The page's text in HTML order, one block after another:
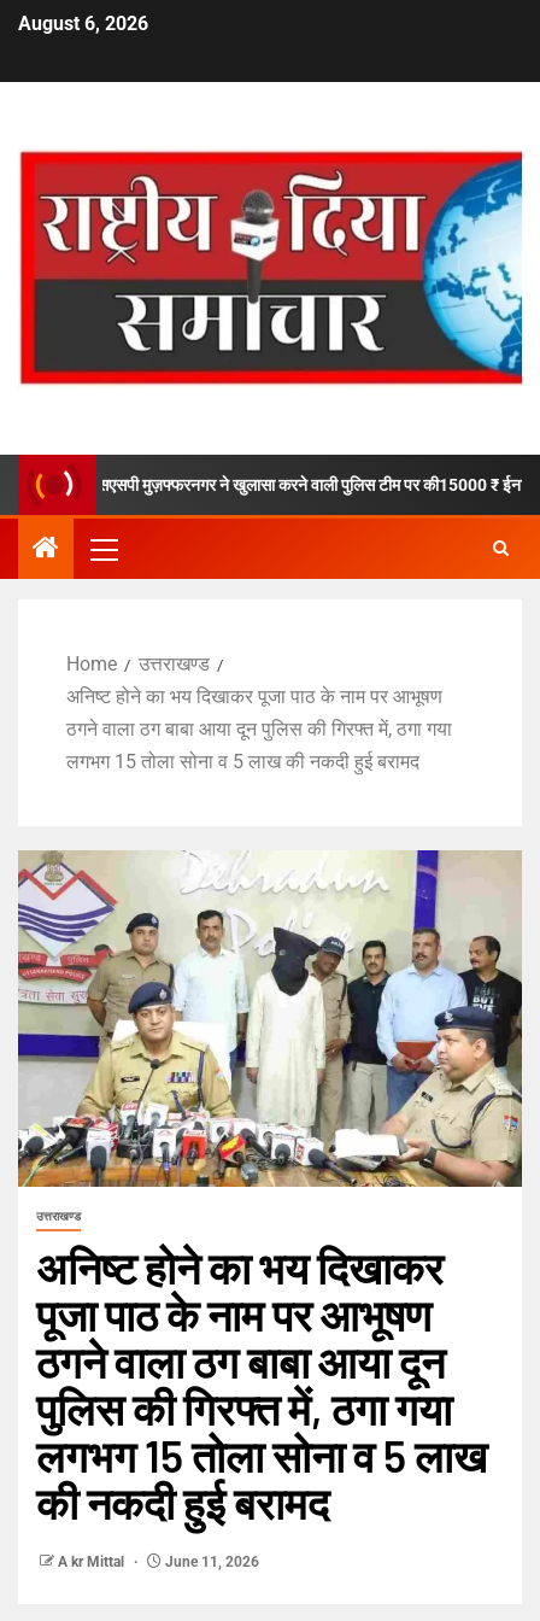
August 6, 2026
मुज़फ्फरनगर ने खुलासा करने वाली पुलिस टीम पर की15000 ₹ ईनाम की बौछार.!
Home
उत्तराखण्ड
अनिष्ट होने का भय दिखाकर पूजा पाठ के नाम पर आभूषण
ठगने वाला ठग बाबा आया दून पुलिस की गिरफ्त में, ठगा गया
लगभग 15 तोला सोना व 5 लाख की नकदी हुई बरामद
उत्तराखण्ड
अनिष्ट होने का भय दिखाकर
पूजा पाठ के नाम पर आभूषण
ठगने वाला ठग बाबा आया दून
पुलिस की गिरफ्त में, ठगा गया
लगभग 15 तोला सोना व 5 लाख
की नकदी हुई बरामद
A kr Mittal June 11, 2026